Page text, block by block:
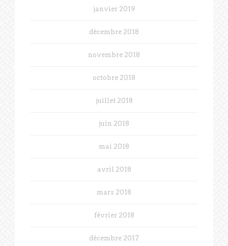
janvier 2019
décembre 2018
novembre 2018
octobre 2018
juillet 2018
juin 2018
mai 2018
avril 2018
mars 2018
février 2018
décembre 2017